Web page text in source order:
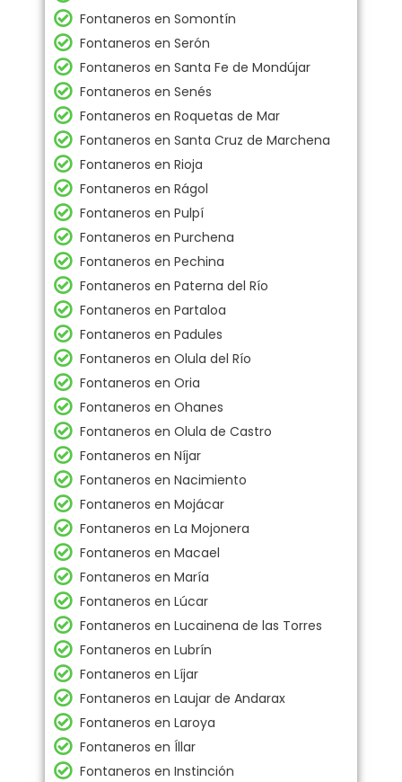
Fontaneros en Somontín
Fontaneros en Serón
Fontaneros en Santa Fe de Mondújar
Fontaneros en Senés
Fontaneros en Roquetas de Mar
Fontaneros en Santa Cruz de Marchena
Fontaneros en Rioja
Fontaneros en Rágol
Fontaneros en Pulpí
Fontaneros en Purchena
Fontaneros en Pechina
Fontaneros en Paterna del Río
Fontaneros en Partaloa
Fontaneros en Padules
Fontaneros en Olula del Río
Fontaneros en Oria
Fontaneros en Ohanes
Fontaneros en Olula de Castro
Fontaneros en Níjar
Fontaneros en Nacimiento
Fontaneros en Mojácar
Fontaneros en La Mojonera
Fontaneros en Macael
Fontaneros en María
Fontaneros en Lúcar
Fontaneros en Lucainena de las Torres
Fontaneros en Lubrín
Fontaneros en Líjar
Fontaneros en Laujar de Andarax
Fontaneros en Laroya
Fontaneros en Íllar
Fontaneros en Instinción